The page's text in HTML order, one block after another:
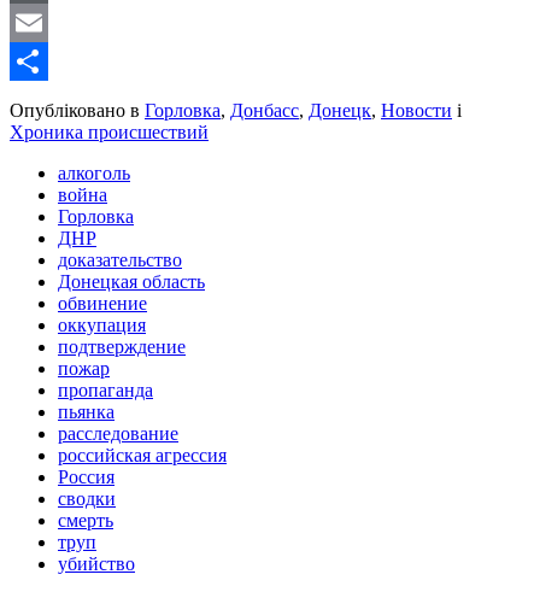
WordPress
Email
Share
Опубліковано в Горловка, Донбасс, Донецк, Новости і
Хроника происшествий
алкоголь
война
Горловка
ДНР
доказательство
Донецкая область
обвинение
оккупация
подтверждение
пожар
пропаганда
пьянка
расследование
российская агрессия
Россия
сводки
смерть
труп
убийство